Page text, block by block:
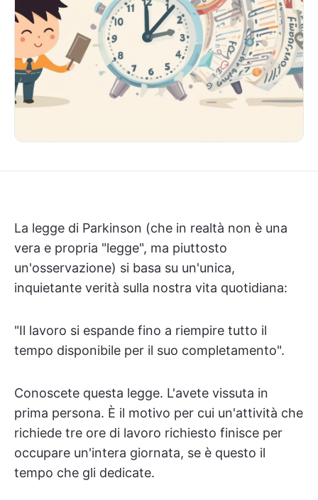
La legge di Parkinson (che in realtà non è una
vera e propria "legge", ma piuttosto
un'osservazione) si basa su un'unica,
inquietante verità sulla nostra vita quotidiana:
"Il lavoro si espande fino a riempire tutto il
tempo disponibile per il suo completamento".
Conoscete questa legge. L'avete vissuta in
prima persona. È il motivo per cui un'attività che
richiede tre ore di lavoro richiesto finisce per
occupare un'intera giornata, se è questo il
tempo che gli dedicate.